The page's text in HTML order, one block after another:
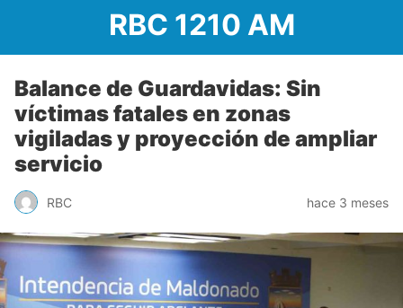
RBC 1210 AM
Balance de Guardavidas: Sin
víctimas fatales en zonas
vigiladas y proyección de ampliar
servicio
RBC hace 3 meses